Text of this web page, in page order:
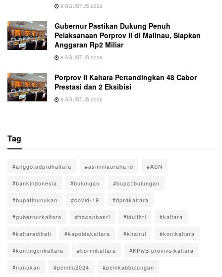
8 AGUSTUS 2026
Gubernur Pastikan Dukung Penuh
Pelaksanaan Porprov II di Malinau, Siapkan
Anggaran Rp2 Miliar
8 AGUSTUS 2026
Porprov II Kaltara Pertandingkan 48 Cabor
Prestasi dan 2 Eksibisi
8 AGUSTUS 2026
Tag
#anggotadprdkaltara #asminlaurahafid #ASN
#bankindonesia #bulungan #bupatibulungan
#bupatinunukan #covid-19 #dprdkaltara
#gubernurkaltara #hasanbasri #idulfitri #kaltara
#kaltaradihati #kapoldakaltara #khairul #konikaltara
#kontingenkaltara #kormikaltara #KPwBIprovinsikaltara
#nunukan #pemilu2024 #pemkabbulungan